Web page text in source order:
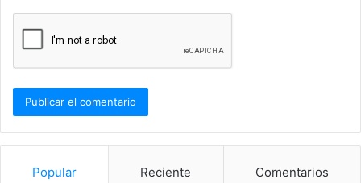
Popular Reciente Comentarios